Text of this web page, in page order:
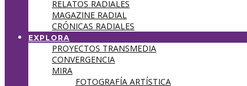
RELATOS RADIALES
MAGAZINE RADIAL
CRÓNICAS RADIALES
EXPLORA
PROYECTOS TRANSMEDIA
CONVERGENCIA
MIRA
FOTOGRAFÍA ARTÍSTICA